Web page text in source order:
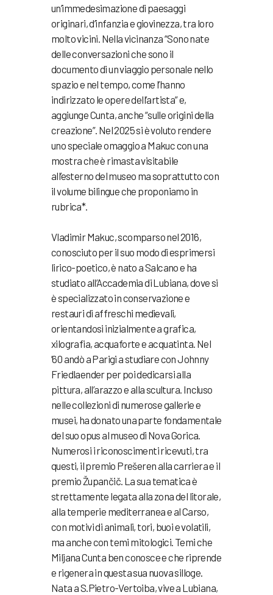
un’immedesimazione di paesaggi
originari, d’infanzia e giovinezza, tra loro
molto vicini. Nella vicinanza “Sono nate
delle conversazioni che sono il
documento di un viaggio personale nello
spazio e nel tempo, come l’hanno
indirizzato le opere dell’artista” e,
aggiunge Cunta, anche “sulle origini della
creazione”. Nel 2025 si è voluto rendere
uno speciale omaggio a Makuc con una
mostra che è rimasta visitabile
all’esterno del museo ma soprattutto con
il volume bilingue che proponiamo in
rubrica*.
Vladimir Makuc, scomparso nel 2016,
conosciuto per il suo modo di esprimersi
lirico-poetico, è nato a Salcano e ha
studiato all’Accademia di Lubiana, dove si
è specializzato in conservazione e
restauri di affreschi medievali,
orientandosi inizialmente a grafica,
xilografia, acquaforte e acquatinta. Nel
’60 andò a Parigi a studiare con Johnny
Friedlaender per poi dedicarsi alla
pittura, all’arazzo e alla scultura. Incluso
nelle collezioni di numerose gallerie e
musei, ha donato una parte fondamentale
del suo opus al museo di Nova Gorica.
Numerosi i riconoscimenti ricevuti, tra
questi, il premio Prešeren alla carriera e il
premio Župančič. La sua tematica è
strettamente legata alla zona del litorale,
alla temperie mediterranea e al Carso,
con motivi di animali, tori, buoi e volatili,
ma anche con temi mitologici. Temi che
Miljana Cunta ben conosce e che riprende
e rigenera in questa sua nuova silloge.
Nata a S.Pietro-Vertoiba, vive a Lubiana,